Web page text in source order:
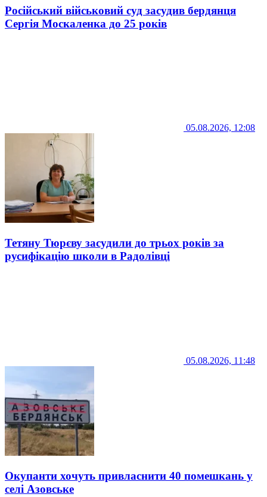
Російський військовий суд засудив бердянця
Сергія Москаленка до 25 років
05.08.2026, 12:08
Тетяну Тюрєву засудили до трьох років за
русифікацію школи в Радолівці
05.08.2026, 11:48
Окупанти хочуть привласнити 40 помешкань у
селі Азовське